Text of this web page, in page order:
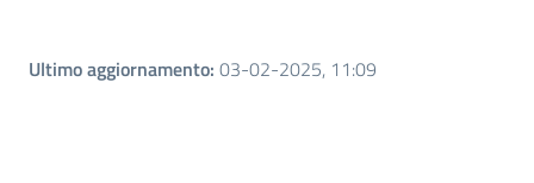
Ultimo aggiornamento: 03-02-2025, 11:09